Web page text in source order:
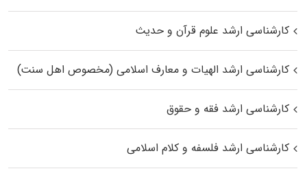
کارشناسی ارشد علوم قرآن و حدیث
کارشناسی ارشد الهیات و معارف اسلامی (مخصوص اهل سنت)
کارشناسی ارشد فقه و حقوق
کارشناسی ارشد فلسفه و کلام اسلامی